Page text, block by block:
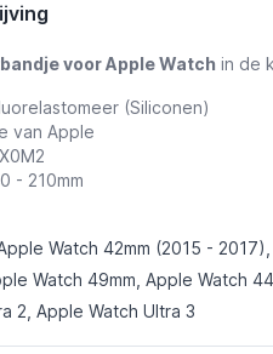
voor Apple Watch in de
(Siliconen)
van Apple
- 210mm
Watch 42mm (2015 -
Watch 49mm, Apple Watch
2, Apple Watch Ultra 3